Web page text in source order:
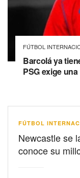
FÚTBOL
Barcolá ya
PSG exige
FÚTBOL
Newcastle se
conoce su